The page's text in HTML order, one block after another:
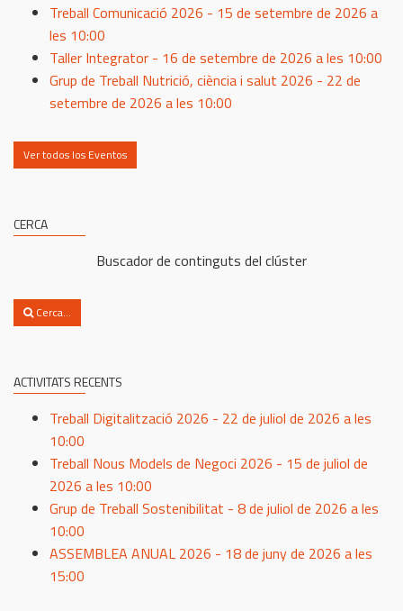
Treball Comunicació 2026 - 15 de setembre de 2026 a
les 10:00
Taller Integrator - 16 de setembre de 2026 a les 10:00
Grup de Treball Nutrició, ciència i salut 2026 - 22 de
setembre de 2026 a les 10:00
Ver todos los Eventos
CERCA
Buscador de continguts del clúster
Cerca...
ACTIVITATS RECENTS
Treball Digitalització 2026 - 22 de juliol de 2026 a les
10:00
Treball Nous Models de Negoci 2026 - 15 de juliol de
2026 a les 10:00
Grup de Treball Sostenibilitat - 8 de juliol de 2026 a les
10:00
ASSEMBLEA ANUAL 2026 - 18 de juny de 2026 a les
15:00